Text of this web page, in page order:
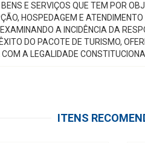
E SERVIÇOS QUE TEM POR
HOSPEDAGEM E
A INCIDÊNCIA DA
DO PACOTE DE TURISMO,
A LEGALIDADE
ITENS